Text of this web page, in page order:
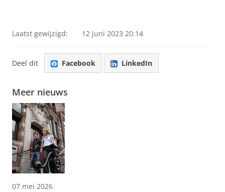
Laatst gewijzigd: 12 juni 2023 20:14
Deel dit Facebook LinkedIn
Meer nieuws
07 mei 2026